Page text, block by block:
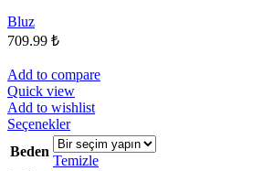
Bluz
709.99 ₺
Add to compare
Quick view
Add to wishlist
SeçeneklerBu
ürünün
birden
Beden
Temizle